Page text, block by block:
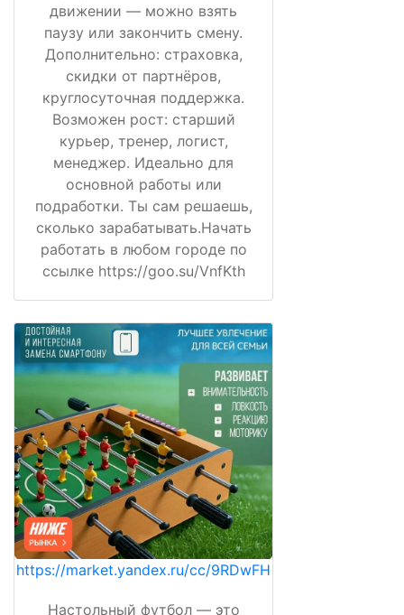
движении — можно взять
паузу или закончить смену.
Дополнительно: страховка,
скидки от партнёров,
круглосуточная поддержка.
Возможен рост: старший
курьер, тренер, логист,
менеджер. Идеально для
основной работы или
подработки. Ты сам решаешь,
сколько зарабатывать.Начать
работать в любом городе по
ссылке https://goo.su/VnfKth
https://market.yandex.ru/cc/9RDwFH
Настольный футбол — это